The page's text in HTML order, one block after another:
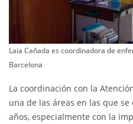
Laia Cañada es coordinadora de
Barcelona
La coordinación con la
una de las áreas en las que
años, especialmente con la